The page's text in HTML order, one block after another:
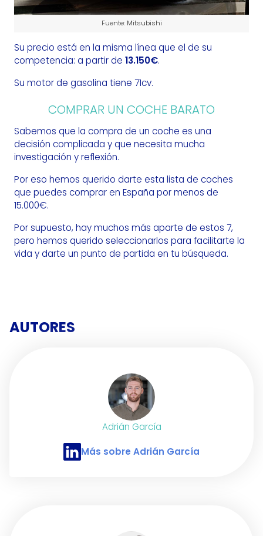
Fuente: Mitsubishi
Su precio está en la misma línea que el de su
competencia: a partir de 13.150€.
Su motor de gasolina tiene 71cv.
COMPRAR UN COCHE BARATO
Sabemos que la compra de un coche es una
decisión complicada y que necesita mucha
investigación y reflexión.
Por eso hemos querido darte esta lista de coches
que puedes comprar en España por menos de
15.000€.
Por supuesto, hay muchos más aparte de estos 7,
pero hemos querido seleccionarlos para facilitarte la
vida y darte un punto de partida en tu búsqueda.
AUTORES
Adrián García
Perfil de LinkedIn de Adrián García
Más sobre Adrián García